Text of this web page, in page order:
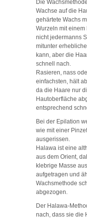
Die
Wachse auf die
gehärtete Wachs
Wurzeln mit
nicht jedermanns
mitunter
kann, aber die
schnell nach.
Rasieren, nass
einfachsten, hält
da die Haare nur
Hautoberfläche
entsprechend
Bei der Epilation
wie mit einer
ausgerissen.
Halawa ist eine
aus dem Orient,
klebrige Masse
aufgetragen und
Wachsmethode
abgezogen.
Der Halawa-
nach, dass sie die